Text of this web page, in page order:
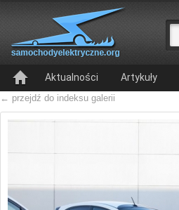
Aktualności Artykuły
← przejdź do indeksu galerii